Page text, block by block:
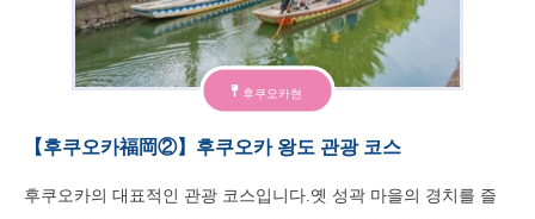
후쿠오카현
【후쿠오카福岡②】후쿠오카 왕도 관광 코스
후쿠오카의 대표적인 관광 코스입니다.옛 성곽 마을의 경치를 즐